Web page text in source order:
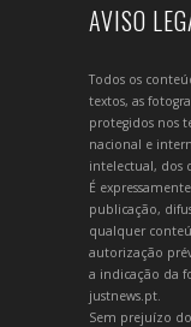
AVISO
Todos os
textos, as
protegidos nos
nacional e
intelectual, dos
É
publicação,
qualquer
autorização
a indicação da
justnews.pt.
Sem prejuízo